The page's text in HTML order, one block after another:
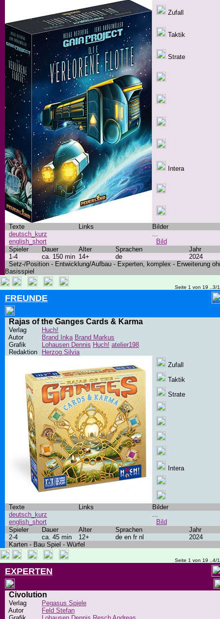
Zufall
Taktik
Strate
Intera
Texte Links
Bilder
deutsch_kurz
english_short
...
Bild
Spieler
Dauer Alter Sprachen
Jahr
1-4
ca. 150 min 14+ de
2024
Setz-/Position - Entwicklung/Aufbau - Experten, komplex - Erweiterung
Basisspiel
Seite 1 von 19 ..3/
FREUNDE
Rajas of the Ganges Cards & Karma
Verlag
Huch!
Autor
Brand Inka Brand Markus
Grafik
Lohausen Dennis Huch! atelier198
Redaktion
Herzog Silvia
Zufall
Taktik
Strate
Intera
Texte Links
Bilder
deutsch_kurz
english_short
...
Bild
Spieler
Dauer Alter Sprachen
Jahr
2-4
ca. 45 min 12+ de en fr nl
2024
Karten - Bau Spiel - Würfel
Seite 1 von 19 ..4/
EXPERTEN
Civolution
Verlag
Pegasus Spiele
Autor
Feld Stefan